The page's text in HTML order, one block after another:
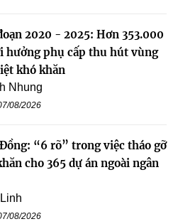
2020 - 2025: Hơn 353.000
hưởng phụ cấp thu hút vùng
khó khăn
Nhung
08/2026
“6 rõ” trong việc tháo gỡ
cho 365 dự án ngoài ngân
08/2026